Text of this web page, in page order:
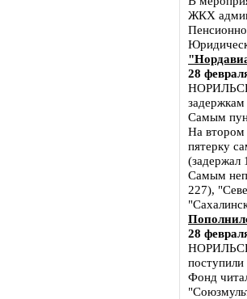
ЖКХ
28
НОРИЛЬСК.
Самым
На втором
пятерку
(задержал
Самым
227),
28
НОРИЛЬСК.
Фонд